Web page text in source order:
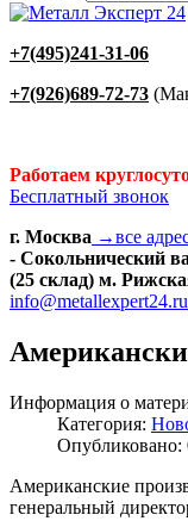
+7(495)241-31-06
+7(926)689-72-73
Работаем
Бесплатный звонок
г. Москва →все
- Сокольнический
(25 склад) м.
info@metallexpert24.ru
Информация о
Категория:
Опубликовано:
Американские
генеральный